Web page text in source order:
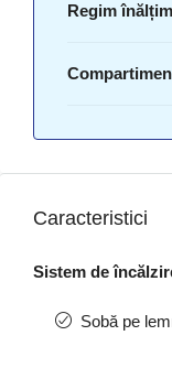
Regim
Caracteristici
Sistem de
Sobă pe